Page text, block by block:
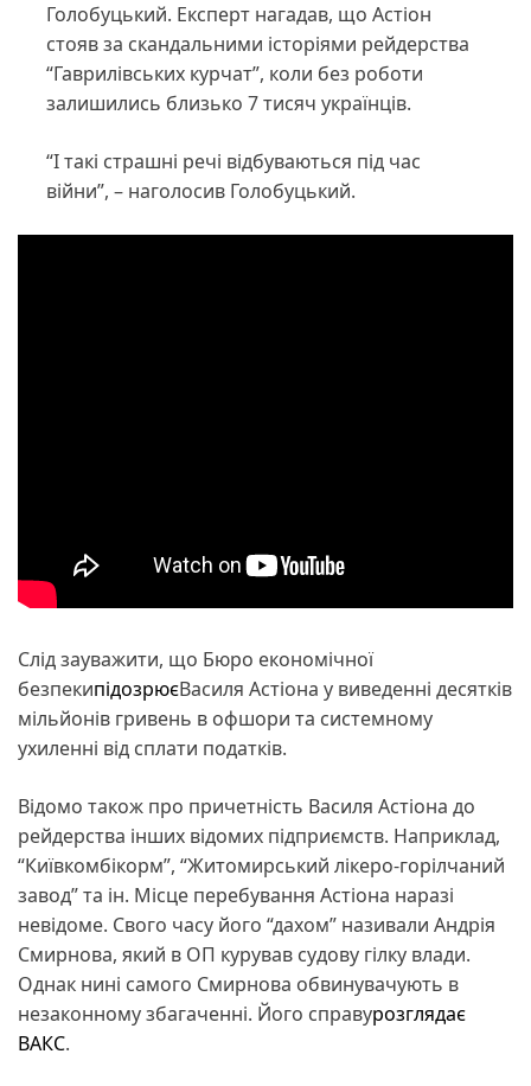
Голобуцький. Експерт нагадав, що Астіон
стояв за скандальними історіями рейдерства
“Гаврилівських курчат”, коли без роботи
залишились близько 7 тисяч українців.
“І такі страшні речі відбуваються під час
війни”, – наголосив Голобуцький.
Слід зауважити, що Бюро економічної
безпекипідозрюєВасиля Астіона у виведенні десятків
мільйонів гривень в офшори та системному
ухиленні від сплати податків.
Відомо також про причетність Василя Астіона до
рейдерства інших відомих підприємств. Наприклад,
“Київкомбікорм”, “Житомирський лікеро-горілчаний
завод” та ін. Місце перебування Астіона наразі
невідоме. Свого часу його “дахом” називали Андрія
Смирнова, який в ОП курував судову гілку влади.
Однак нині самого Смирнова обвинувачують в
незаконному збагаченні. Його справурозглядає
ВАКС.